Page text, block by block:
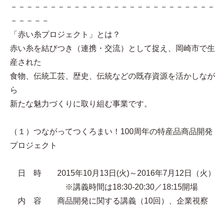
－－－－－－－－－－－－－－－－－－－－－－－－－－
－－－－－
「赤い糸プロジェクト」とは？
赤い糸を結びつき（連携・交流）として捉え、岡崎市で生
産された
食物、伝統工芸、歴史、伝統などの既存資源を活かしなが
ら
新たな魅力づくりに取り組む事業です。
（１）つながってつくろまい！100周年の特産品商品開発
プロジェクト
日 時 2015年10月13日(火)～2016年7月12日（火）
※講義時間は18:30-20:30／18:15開場
内 容 商品開発に関する講義（10回）、企業視察